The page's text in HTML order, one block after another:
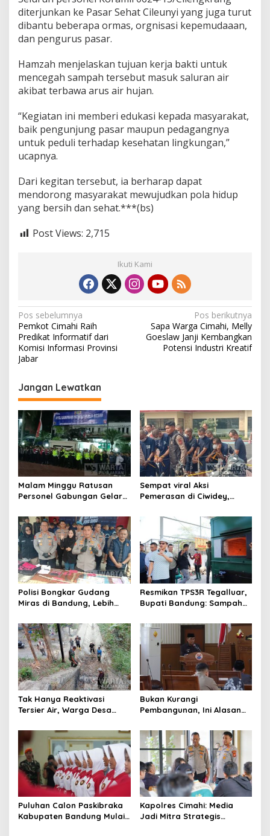
i
i
k
a
H
b
i
s
g
o
t
m
diterjunkan ke Pasar Sehat Cileunyi yang juga turut
dibantu beberapa ormas, orgnisasi kepemudaaan,
dan pengurus pasar.
Hamzah menjelaskan tujuan kerja bakti untuk
mencegah sampah tersebut masuk saluran air
akibat terbawa arus air hujan.
“Kegiatan ini memberi edukasi kepada masyarakat,
baik pengunjung pasar maupun pedagangnya
untuk peduli terhadap kesehatan lingkungan,”
ucapnya.
Dari kegitan tersebut, ia berharap dapat
mendorong masyarakat mewujudkan pola hidup
yang bersih dan sehat.***(bs)
Post Views: 2,715
Ikuti Kami
N
a
v
i
g
a
s
i
p
s
Pos sebelumnya
Pemkot Cimahi Raih
Predikat Informatif dari
Komisi Informasi Provinsi
Jabar
Pos berikutnya
Sapa Warga Cimahi, Melly
Goeslaw Janji Kembangkan
Potensi Industri Kreatif
Jangan Lewatkan
Malam Minggu Ratusan
Personel Gabungan Gelar
Besar Kabupaten Bandung
Sempat viral Aksi
Pemerasan di Ciwidey,
Pelaku
Polisi Bongkar Gudang
Miras di Bandung, Lebih
Resmikan TPS3R Tegalluar,
Bupati Bandung: Sampah
Pemerintah
Tak Hanya Reaktivasi
Tersier Air, Warga Desa
Alternatif di Padalarang
Bukan Kurangi
Pembangunan, Ini Alasan
Pengurangan Belanja
Daerah
Puluhan Calon Paskibraka
Kabupaten Bandung Mulai
Kapolres Cimahi: Media
Jadi Mitra Strategis